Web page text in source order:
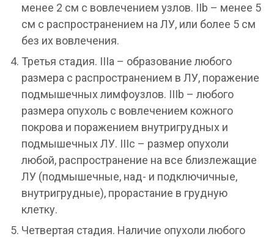
менее 2 см с вовлечением узлов. IIb – менее 5
см с распространением на ЛУ, или более 5 см
без их вовлечения.
Третья стадия. IIIa – образование любого
размера с распространением в ЛУ, поражение
подмышечных лимфоузлов. IIIb – любого
размера опухоль с вовлечением кожного
покрова и поражением внутригрудных и
подмышечных ЛУ. IIIc – размер опухоли
любой, распространение на все близлежащие
ЛУ (подмышечные, над- и подключичные,
внутригрудные), прорастание в грудную
клетку.
Четвертая стадия. Наличие опухоли любого